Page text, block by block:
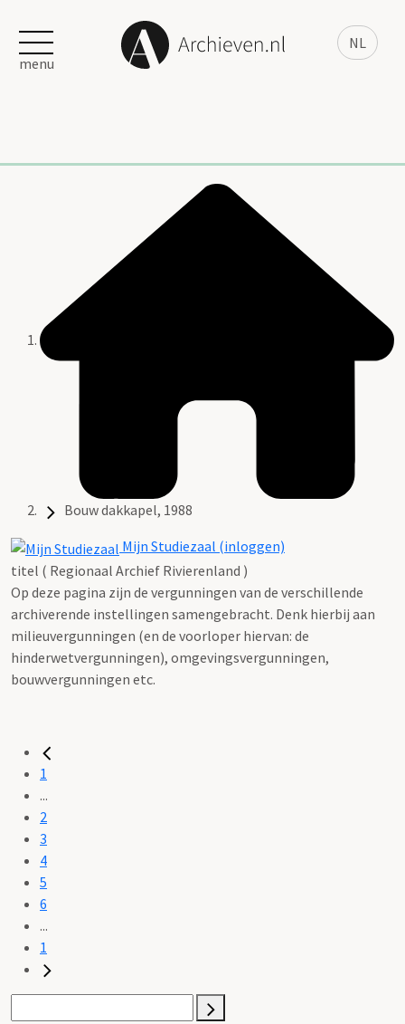
NL
menu
Bouw dakkapel, 1988
Mijn Studiezaal (inloggen)
titel ( Regionaal Archief Rivierenland )
Op deze pagina zijn de vergunningen van de verschillende
archiverende instellingen samengebracht. Denk hierbij aan
milieuvergunningen (en de voorloper hiervan: de
hinderwetvergunningen), omgevingsvergunningen,
bouwvergunningen etc.
1
...
2
3
4
5
6
...
1